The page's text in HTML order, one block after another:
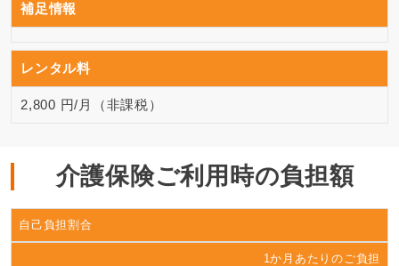
補足情報
レンタル料
2,800 円/月（非課税）
介護保険ご利用時の負担額
自己負担割合
1か月あたりのご負担